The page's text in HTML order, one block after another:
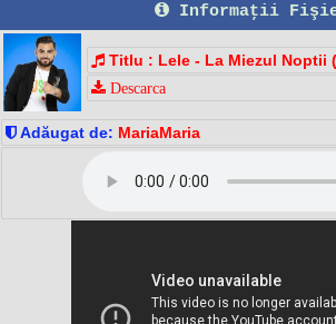
Informaţii
Titlu : Lele - La Miezul Noptii
Descarca
Adăugat de: MariaMaria